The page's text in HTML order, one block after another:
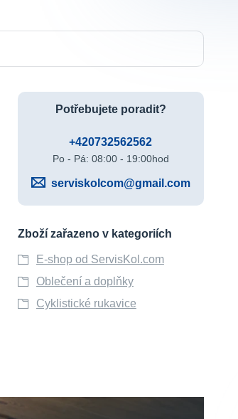
Potřebujete poradit?
+420732562562
Po - Pá: 08:00 - 19:00hod
serviskolcom@gmail.com
Zboží zařazeno v kategoriích
E-shop od ServisKol.com
Oblečení a doplňky
Cyklistické rukavice